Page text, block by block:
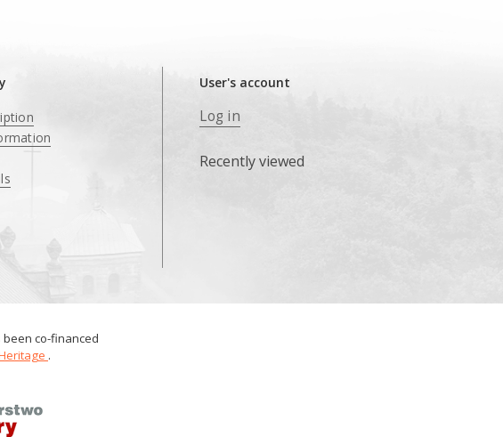
User's account
Log in
Recently viewed
been co-financed
.